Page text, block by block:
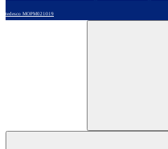
tedesco MOPM021019